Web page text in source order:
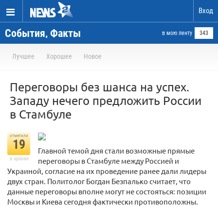
Вход
События, Факты в мою ленту 343
Лучшее Хорошее Новое
Переговоры без шанса на успех.
Западу нечего предложить России
в Стамбуле
отметили
19
в архиве
Главной темой дня стали возможные прямые
переговоры в Стамбуле между Россией и
Украиной, согласие на их проведение ранее дали лидеры
двух стран. Политолог Богдан Безпалько считает, что
данные переговоры вполне могут не состояться: позиции
Москвы и Киева сегодня фактически противоположны.